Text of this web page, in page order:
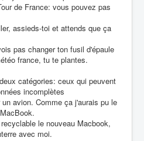
de France: vous pouvez pas
assieds-toi et attends que ça
pas changer ton fusil d'épaule
france, tu te plantes.
catégories: ceux qui peuvent
incomplètes
avion. Comme ça j'aurais pu le
le nouveau Macbook,
avec moi.